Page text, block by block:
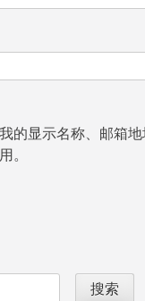
的显示名称、邮箱地
。
搜索